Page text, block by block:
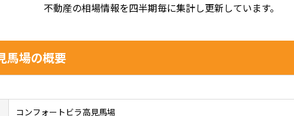
不動産の相場情報を四半期毎に集計し更新しています。
馬場の概要
コンフォートビラ高見馬場